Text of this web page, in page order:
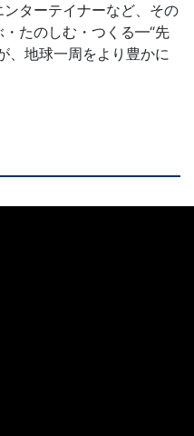
ターテイナーなど、その
・たのしむ・つくる━“先
、地球一周をより豊かに